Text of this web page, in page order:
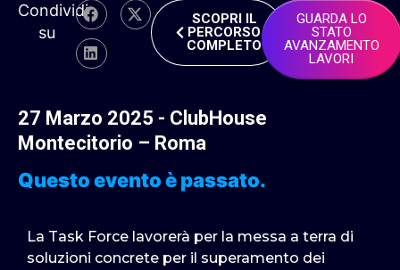
Condividi
su
SCOPRI IL
PERCORSO
COMPLETO
GUARDA LO
STATO
AVANZAMENTO
LAVORI
27 Marzo 2025 - ClubHouse
Montecitorio – Roma
Questo evento è passato.
La Task Force lavorerà per la messa a terra di
soluzioni concrete per il superamento dei